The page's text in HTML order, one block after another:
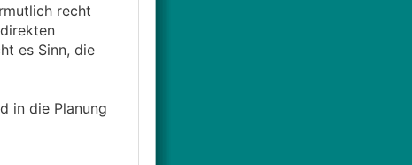
recht
es Sinn, die
in die Planung